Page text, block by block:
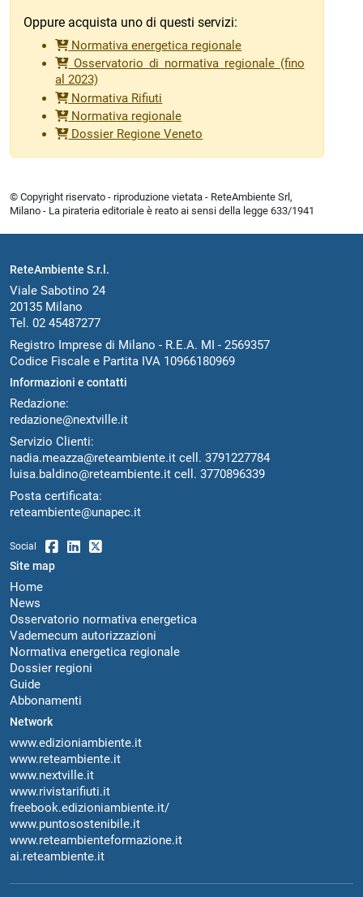
Oppure acquista uno di questi servizi:
Normativa energetica regionale
Osservatorio di normativa regionale (fino
al 2023)
Normativa Rifiuti
Normativa regionale
Dossier Regione Veneto
© Copyright riservato - riproduzione vietata - ReteAmbiente Srl,
Milano - La pirateria editoriale è reato ai sensi della legge 633/1941
ReteAmbiente S.r.l.
Viale Sabotino 24
20135 Milano
Tel. 02 45487277
Registro Imprese di Milano - R.E.A. MI - 2569357
Codice Fiscale e Partita IVA 10966180969
Informazioni e contatti
Redazione:
redazione@nextville.it
Servizio Clienti:
nadia.meazza@reteambiente.it cell. 3791227784
luisa.baldino@reteambiente.it cell. 3770896339
Posta certificata:
reteambiente@unapec.it
Social
Site map
Home
News
Osservatorio normativa energetica
Vademecum autorizzazioni
Normativa energetica regionale
Dossier regioni
Guide
Abbonamenti
Network
www.edizioniambiente.it
www.reteambiente.it
www.nextville.it
www.rivistarifiuti.it
freebook.edizioniambiente.it/
www.puntosostenibile.it
www.reteambienteformazione.it
ai.reteambiente.it